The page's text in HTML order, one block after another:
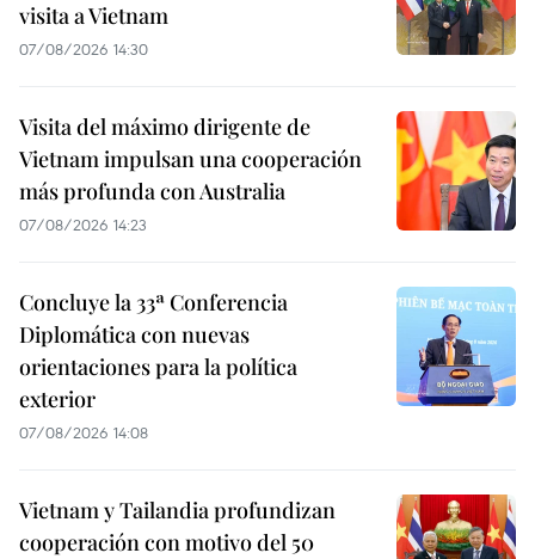
visita a Vietnam
07/08/2026 14:30
Visita del máximo dirigente de
Vietnam impulsan una cooperación
más profunda con Australia
07/08/2026 14:23
Concluye la 33ª Conferencia
Diplomática con nuevas
orientaciones para la política
exterior
07/08/2026 14:08
Vietnam y Tailandia profundizan
cooperación con motivo del 50